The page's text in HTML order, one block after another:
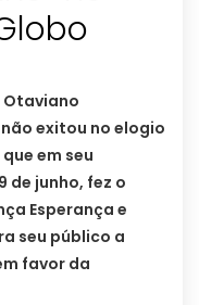
Otaviano
exitou no elogio
em seu
de junho, fez o
Esperança e
seu público a
favor da